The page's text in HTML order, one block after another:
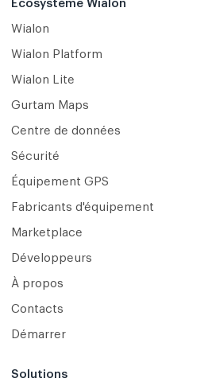
Écosystème Wialon
Wialon
Wialon Platform
Wialon Lite
Gurtam Maps
Centre de données
Sécurité
Équipement GPS
Fabricants d'équipement
Marketplace
Développeurs
À propos
Contacts
Démarrer
Solutions